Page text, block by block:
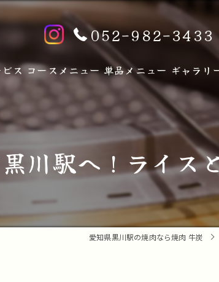
052-982-3433
ス コースメニュー 単品メニュー ギャラリ
川駅へ！ライス
愛知県黒川駅の焼肉なら焼肉 牛炭